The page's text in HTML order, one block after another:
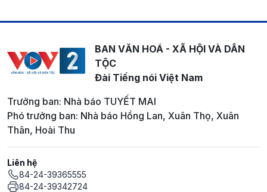
BAN VĂN HOÁ - XÃ HỘI VÀ DÂN
TỘC
Đài Tiếng nói Việt Nam
Trưởng ban: Nhà báo TUYẾT MAI
Phó trưởng ban: Nhà báo Hồng Lan, Xuân Thọ, Xuân
Thân, Hoài Thu
Liên hệ
84-24-39365555
84-24-39342724